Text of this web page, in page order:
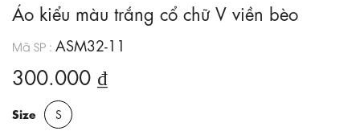
Áo kiểu màu trắng cổ chữ V viền bèo
Mã SP : ASM32-11
300.000 ₫
Size S